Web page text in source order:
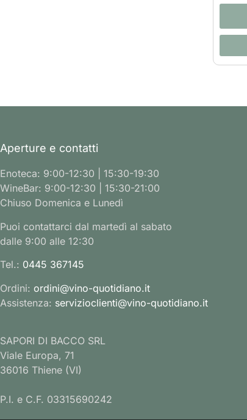
Aperture e contatti
Enoteca: 9:00-12:30 | 15:30-19:30
WineBar: 9:00-12:30 | 15:30-21:00
Chiuso Domenica e Lunedì
Puoi contattarci dal martedì al sabato
dalle 9:00 alle 12:30
Tel.: 0445 367145
Ordini: ordini@vino-quotidiano.it
Assistenza: servizioclienti@vino-quotidiano.it
SAPORI DI BACCO SRL
Viale Europa, 71
36016 Thiene (VI)
P.I. e C.F. 03315690242